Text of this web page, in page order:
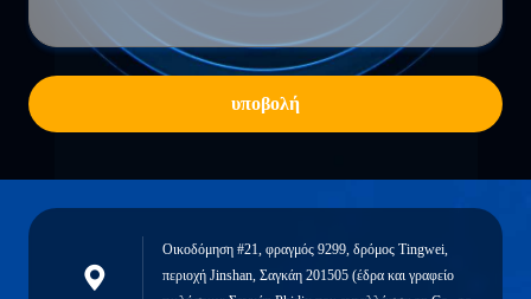
υποβολή
Οικοδόμηση #21, φραγμός 9299, δρόμος Tingwei,
περιοχή Jinshan, Σαγκάη 201505 (έδρα και γραφείο